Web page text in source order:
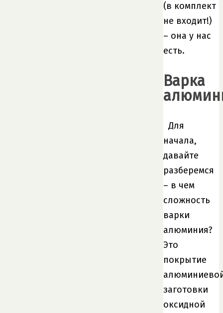
(в комплект
не входит!)
– она у нас
есть.
Варка
Для
начала,
давайте
разберемся
– в чем
сложность
варки
алюминия?
Это
покрытие
заготовки
оксидной